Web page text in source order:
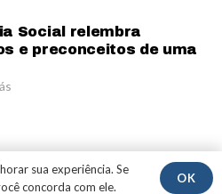
Social relembra
e preconceitos de uma
sua experiência. Se
concorda com ele.
OK